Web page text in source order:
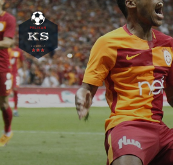
Skip
to
content